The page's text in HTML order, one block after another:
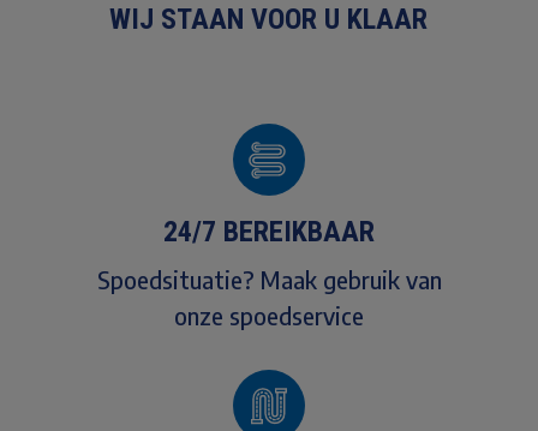
WIJ STAAN VOOR U KLAAR
24/7 BEREIKBAAR
Spoedsituatie? Maak gebruik van
onze spoedservice